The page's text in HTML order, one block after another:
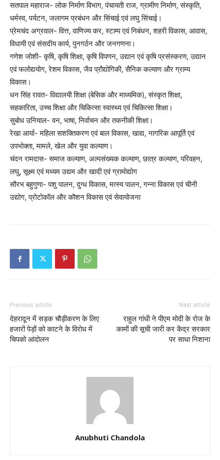
सतपाल महाराज- लोक निर्माण विभाग, पंचायती राज, ग्रामीण निर्माण, संस्कृति,
धर्मस्व, पर्यटन, जलागम प्रबंधन और सिंचाई एवं लघु सिंचाई।
प्रेमचंद अग्रवाल- वित्त, वाणिज्य कर, स्टाम्प एवं निबंधन, शहरी विकास, आवास,
विधायी एवं संसदीय कार्य, पुनगर्ठन और जनगणना।
गणेश जोशी- कृषि, कृषि शिक्षा, कृषि विपणन, उद्यान एवं कृषि प्रसंस्करण, उद्यान
एवं फलोद्ययोग, रेशम विकास, जैव प्रौद्योगिकी, सैनिक कल्याण और ग्राम्य
विकास।
धन सिंह रावत- विद्यालयी शिक्षा (बेसिक और माध्यमिक), संस्कृत शिक्षा,
सहकारिता, उच्च शिक्षा और चिकित्सा स्वास्थ्य एवं चिकित्सा शिक्षा।
सुबोध उनियाल- वन, भाषा, निर्वाचन और तकनीकी शिक्षा।
रेखा आर्या- महिला सशक्तिकरण एवं बाल विकास, खाद्य, नागरिक आपूर्ति एवं
उपभोक्ता, मामले, खेल और युवा कल्याण।
चंदन रामदास- समाज कल्याण, अल्पसंख्यक कल्याण, छात्र कल्याण, परिवहन,
लघु, सूक्ष्म एवं मध्यम उद्यम और खादी एवं ग्रामोद्योग
सौरभ बहुगुणा- पशु पालन, दुग्ध विकास, मत्स्य पालन, गन्ना विकास एवं चीनी
उद्योग, प्रोटोकॉल और कौशन विकास एवं सेवायोजना
Previous article
देहरादून में सड़क चौड़ीकरण के लिए
हजारों पेड़ों को काटने के विरोध में
चिपको आंदोलन
Next article
राहुल गांधी ने पीएम मोदी के रोज के
कामों की सूची जारी कर केंद्र सरकार
पर साधा निशाना
Anubhuti Chandola